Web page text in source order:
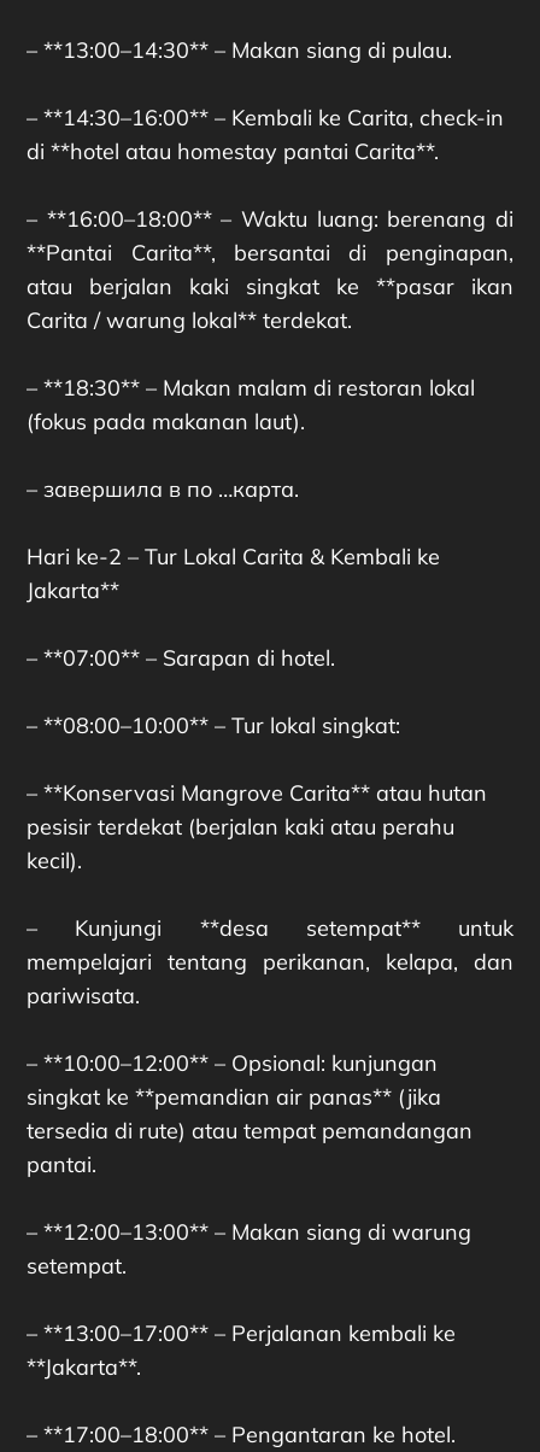
– **13:00–14:30** – Makan siang di pulau.
– **14:30–16:00** – Kembali ke Carita, check-in
di **hotel atau homestay pantai Carita**.
– **16:00–18:00** – Waktu luang: berenang di
**Pantai Carita**, bersantai di penginapan,
atau berjalan kaki singkat ke **pasar ikan
Carita / warung lokal** terdekat.
– **18:30** – Makan malam di restoran lokal
(fokus pada makanan laut).
– завершила в по …карта.
Hari ke-2 – Tur Lokal Carita & Kembali ke
Jakarta**
– **07:00** – Sarapan di hotel.
– **08:00–10:00** – Tur lokal singkat:
– **Konservasi Mangrove Carita** atau hutan
pesisir terdekat (berjalan kaki atau perahu
kecil).
– Kunjungi **desa setempat** untuk
mempelajari tentang perikanan, kelapa, dan
pariwisata.
– **10:00–12:00** – Opsional: kunjungan
singkat ke **pemandian air panas** (jika
tersedia di rute) atau tempat pemandangan
pantai.
– **12:00–13:00** – Makan siang di warung
setempat.
– **13:00–17:00** – Perjalanan kembali ke
**Jakarta**.
– **17:00–18:00** – Pengantaran ke hotel.